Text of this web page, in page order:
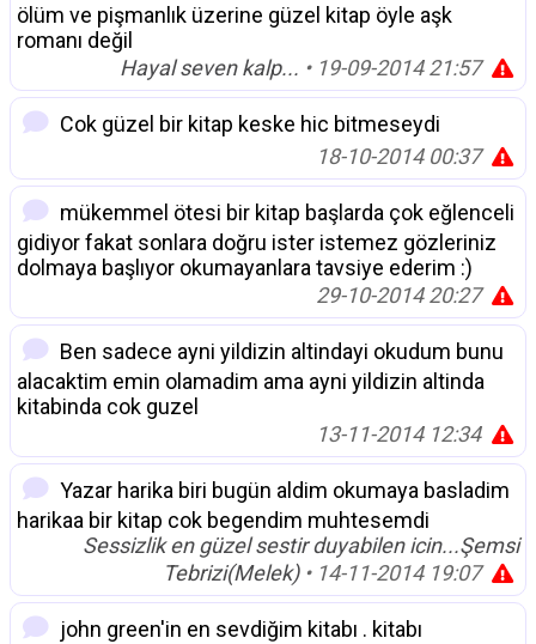
ölüm ve pişmanlık üzerine güzel kitap öyle aşk
romanı değil
Hayal seven kalp... • 19-09-2014 21:57
Cok güzel bir kitap keske hic bitmeseydi
18-10-2014 00:37
mükemmel ötesi bir kitap başlarda çok eğlenceli
gidiyor fakat sonlara doğru ister istemez gözleriniz
dolmaya başlıyor okumayanlara tavsiye ederim :)
29-10-2014 20:27
Ben sadece ayni yildizin altindayi okudum bunu
alacaktim emin olamadim ama ayni yildizin altinda
kitabinda cok guzel
13-11-2014 12:34
Yazar harika biri bugün aldim okumaya basladim
harikaa bir kitap cok begendim muhtesemdi
Sessizlik en güzel sestir duyabilen icin...Şemsi
Tebrizi(Melek)• 14-11-2014 19:07
john green'in en sevdiğim kitabı . kitabı